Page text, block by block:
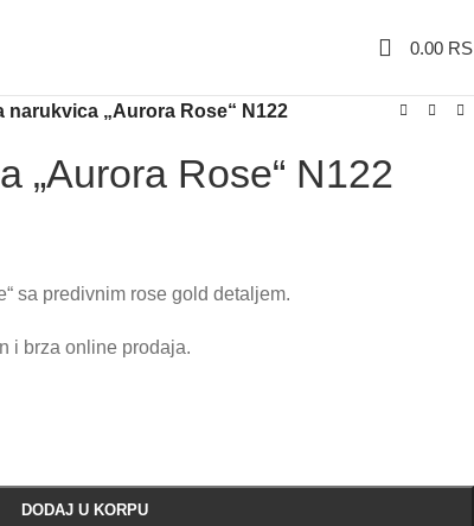
0.00
narukvica „Aurora Rose“ N122
„Aurora Rose“ N122
sa predivnim rose gold detaljem.
i brza online prodaja.
DODAJ U KORPU